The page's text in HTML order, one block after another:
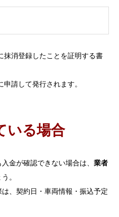
抹消登録したことを証明する書
請して発行されます。
いる場合
金が確認できない場合は、 業者
。
、契約日・車両情報・振込予定